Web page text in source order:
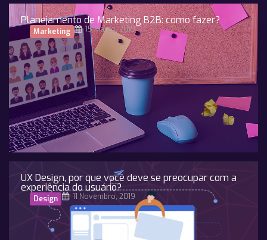
Planejamento de Marketing B2B: como fazer?
Marketing 15 Março, 2019
UX Design, por que você deve se preocupar com a
experiência do usuário?
Design 11 Novembro, 2019